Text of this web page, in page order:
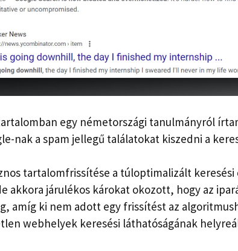
egy németországi tanulmányról
nak a spam jellegű találatokat kiszedni a
tartalomfrissítése a túloptimalizált
akkora járulékos károkat okozott, hogy az
amíg ki nem adott egy frissítést az
webhelyek keresési láthatóságának